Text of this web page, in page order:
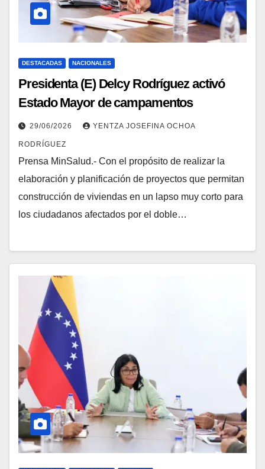
DESTACADAS NACIONALES
Presidenta (E) Delcy Rodríguez activó
Estado Mayor de campamentos
transitorios y supervisó atención en La
Guaira
29/06/2026 YENTZA JOSEFINA OCHOA
RODRÍGUEZ
Prensa MinSalud.- Con el propósito de realizar la
elaboración y planificación de proyectos que permitan
construcción de viviendas en un lapso muy corto para
los ciudadanos afectados por el doble…